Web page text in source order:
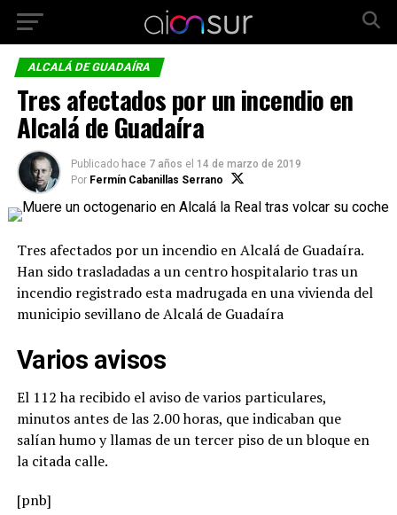
ALCALÁ DE GUADAÍRA
Tres afectados por un incendio en
Alcalá de Guadaíra
Publicado hace 7 años el 14 de marzo de 2019
Por Fermín Cabanillas Serrano
Tres afectados por un incendio en Alcalá de Guadaíra.
Han sido trasladadas a un centro hospitalario tras un
incendio registrado esta madrugada en una vivienda del
municipio sevillano de Alcalá de Guadaíra
Varios avisos
El 112 ha recibido el aviso de varios particulares,
minutos antes de las 2.00 horas, que indicaban que
salían humo y llamas de un tercer piso de un bloque en
la citada calle.
[pnb]